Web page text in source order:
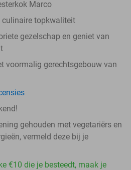
Marco
culinaire topkwaliteit
gezelschap en geniet van
voormalig gerechtsgebouw van
gehouden met vegetariërs en
vermeld deze bij je
€10 die je besteedt, maak je